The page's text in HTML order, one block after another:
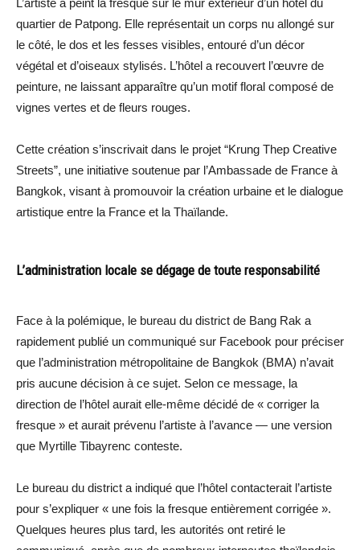
quartier de Patpong. Elle représentait un corps nu allongé sur
le côté, le dos et les fesses visibles, entouré d’un décor
végétal et d’oiseaux stylisés. L’hôtel a recouvert l’œuvre de
peinture, ne laissant apparaître qu’un motif floral composé de
vignes vertes et de fleurs rouges.
Cette création s’inscrivait dans le projet “Krung Thep Creative
Streets”, une initiative soutenue par l’Ambassade de France à
Bangkok, visant à promouvoir la création urbaine et le dialogue
artistique entre la France et la Thaïlande.
L’administration locale se dégage de toute responsabilité
Face à la polémique, le bureau du district de Bang Rak a
rapidement publié un communiqué sur Facebook pour préciser
que l’administration métropolitaine de Bangkok (BMA) n’avait
pris aucune décision à ce sujet. Selon ce message, la
direction de l’hôtel aurait elle-même décidé de « corriger la
fresque » et aurait prévenu l’artiste à l’avance — une version
que Myrtille Tibayrenc conteste.
Le bureau du district a indiqué que l’hôtel contacterait l’artiste
pour s’expliquer « une fois la fresque entièrement corrigée ».
Quelques heures plus tard, les autorités ont retiré le